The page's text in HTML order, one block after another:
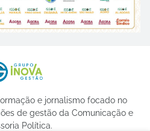
e jornalismo focado no
de gestão da Comunicação e
Política.